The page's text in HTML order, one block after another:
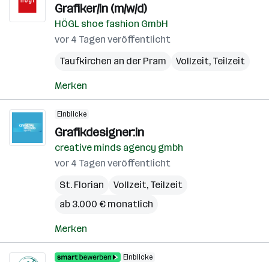
Grafiker/in (m/w/d)
HÖGL shoe fashion GmbH
vor 4 Tagen veröffentlicht
Taufkirchen an der Pram
Vollzeit, Teilzeit
Merken
Einblicke
Grafikdesigner:in
creative minds agency gmbh
vor 4 Tagen veröffentlicht
St. Florian
Vollzeit, Teilzeit
ab 3.000 € monatlich
Merken
Einblicke